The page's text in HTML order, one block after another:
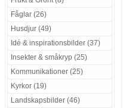
Fåglar (26)
Husdjur (49)
Idé & inspirationsbilder (37)
Insekter & småkryp (25)
Kommunikationer (25)
Kyrkor (19)
Landskapsbilder (46)